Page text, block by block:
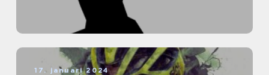
17. januari 2024